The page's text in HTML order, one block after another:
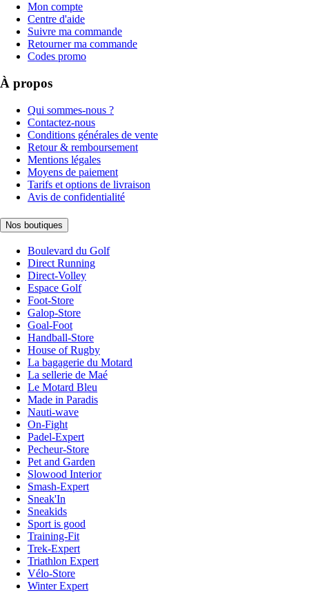
Mon compte
Centre d'aide
Suivre ma commande
Retourner ma commande
Codes promo
À propos
Qui sommes-nous ?
Contactez-nous
Conditions générales de vente
Retour & remboursement
Mentions légales
Moyens de paiement
Tarifs et options de livraison
Avis de confidentialité
Nos boutiques
Boulevard du Golf
Direct Running
Direct-Volley
Espace Golf
Foot-Store
Galop-Store
Goal-Foot
Handball-Store
House of Rugby
La bagagerie du Motard
La sellerie de Maé
Le Motard Bleu
Made in Paradis
Nauti-wave
On-Fight
Padel-Expert
Pecheur-Store
Pet and Garden
Slowood Interior
Smash-Expert
Sneak'In
Sneakids
Sport is good
Training-Fit
Trek-Expert
Triathlon Expert
Vélo-Store
Winter Expert